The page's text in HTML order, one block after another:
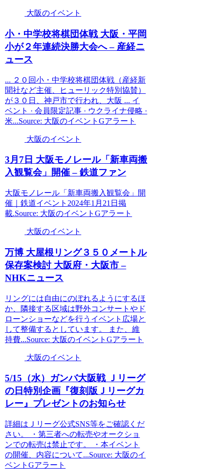
大阪のイベント
小・中学校将棋団体戦 大阪 ・平岡
小が２年連続決勝大会へ – 産経ニ
ュース
... ２０回小・中学校将棋団体戦（産経新
聞社など主催、ヒューリック特別協賛）
が３０日、神戸市で行われ、大阪 ... イ
ベント · 会員限定記事 · ウクライナ侵略 ·
米...Source: 大阪のイベントGアラート
大阪のイベント
3月7日 大阪モノレール「新車両搬
入観覧会」開催 – 鉄道ファン
大阪モノレール「新車両搬入観覧会」開
催｜鉄道イベント2024年1月21日掲
載.Source: 大阪のイベントGアラート
大阪のイベント
万博 大屋根リング３５０メートル
保存案検討 大阪府・ 大阪市 –
NHKニュース
リングには自由にのぼれるようにするほ
か、隣接する区域は野外コンサートやド
ローンショーなどを行うイベント広場と
して整備するとしています。 また、維
持費...Source: 大阪のイベントGアラート
大阪のイベント
5/15（水）ガンバ大阪戦 Ｊリーグ
の日特別企画『復刻版Ｊリーグカ
レー』プレゼントのお知らせ
詳細はＪリーグ公式SNS等をご確認くだ
さい。 ・第三者への転売やオークショ
ンでの転売は禁止です。 ・本イベント
の開催、内容について...Source: 大阪のイ
ベントGアラート